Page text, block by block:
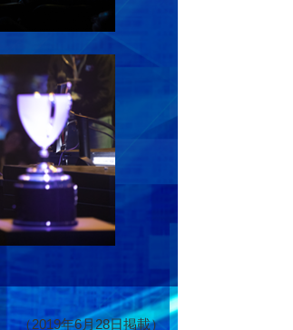
（2019年6月28日掲載）